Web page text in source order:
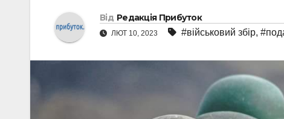
Від Редакція Прибуток
ЛЮТ 10, 2023 #військовий збір,